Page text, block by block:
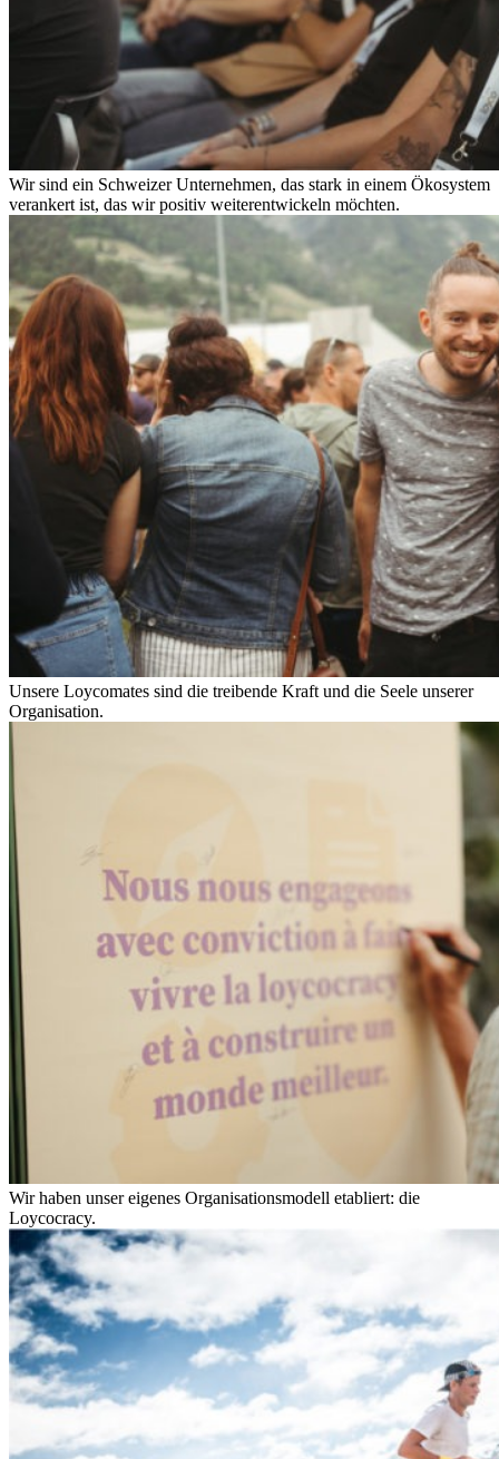
Wir sind ein Schweizer Unternehmen, das stark in einem Ökosystem
verankert ist, das wir positiv weiterentwickeln möchten.
Unsere Loycomates sind die treibende Kraft und die Seele unserer
Organisation.
Wir haben unser eigenes Organisationsmodell etabliert: die
Loycocracy.